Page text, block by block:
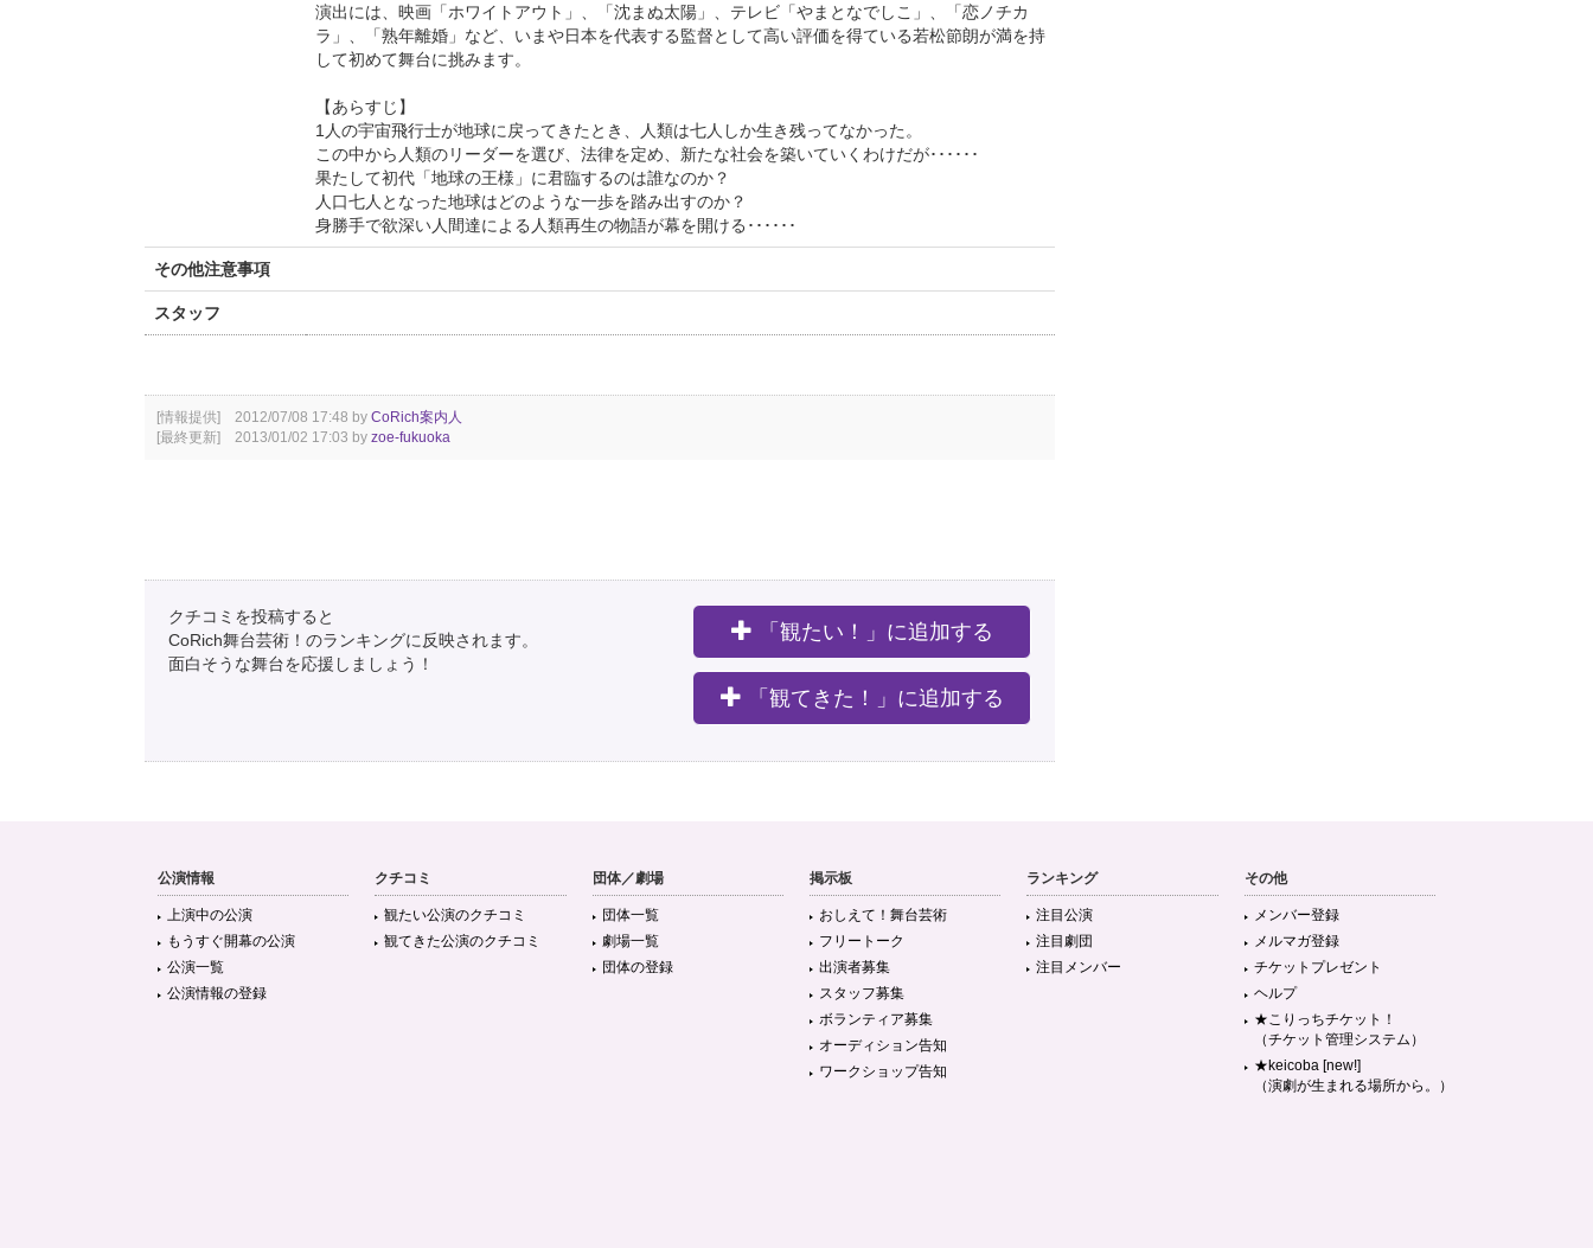
演出には、映画「ホワイトアウト」、「沈まぬ太陽」、テレビ「やまとなでしこ」、「恋ノチカ
ラ」、「熟年離婚」など、いまや日本を代表する監督として高い評価を得ている若松節朗が満を持
して初めて舞台に挑みます。
【あらすじ】
1人の宇宙飛行士が地球に戻ってきたとき、人類は七人しか生き残ってなかった。
この中から人類のリーダーを選び、法律を定め、新たな社会を築いていくわけだが･･････
果たして初代「地球の王様」に君臨するのは誰なのか？
人口七人となった地球はどのような一歩を踏み出すのか？
身勝手で欲深い人間達による人類再生の物語が幕を開ける･･････
その他注意事項
スタッフ
[情報提供] 2012/07/08 17:48 by CoRich案内人
[最終更新] 2013/01/02 17:03 by zoe-fukuoka
クチコミを投稿すると
CoRich舞台芸術！のランキングに反映されます。
面白そうな舞台を応援しましょう！
「観たい！」に追加する
「観てきた！」に追加する
公演情報
上演中の公演
もうすぐ開幕の公演
公演一覧
公演情報の登録
クチコミ
観たい公演のクチコミ
観てきた公演のクチコミ
団体／劇場
団体一覧
劇場一覧
団体の登録
掲示板
おしえて！舞台芸術
フリートーク
出演者募集
スタッフ募集
ボランティア募集
オーディション告知
ワークショップ告知
ランキング
注目公演
注目劇団
注目メンバー
その他
メンバー登録
メルマガ登録
チケットプレゼント
ヘルプ
★こりっちチケット！
（チケット管理システム）
★keicoba [new!]
（演劇が生まれる場所から。）